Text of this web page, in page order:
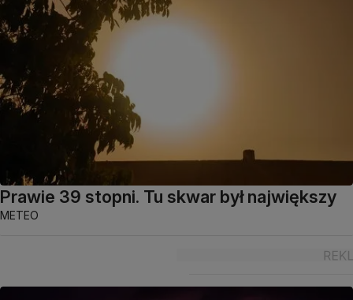
Prawie 39 stopni. Tu skwar był największy
METEO